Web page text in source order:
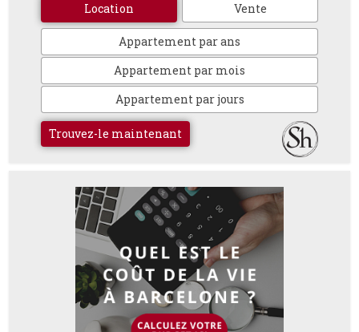
Location Vente
Appartement par ans
Appartement par mois
Appartement par jours
Trouvez-le maintenant